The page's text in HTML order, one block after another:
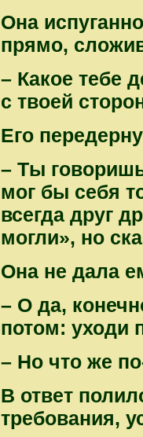
Она
прямо,
– Какое тебе
с твоей
Его
– Ты
мог бы себя
всегда друг
могли», но
Она не дала
– О да,
потом: уходи
– Но что же
В ответ
требования,